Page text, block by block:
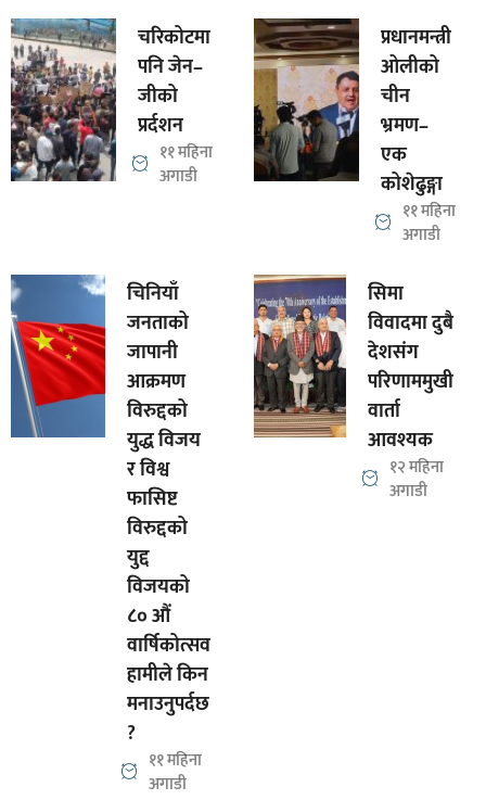
चरिकोटमा
पनि जेन–
जीको
प्रर्दशन
११ महिना
अगाडी
प्रधानमन्त्री
ओलीको
चीन
भ्रमण–
एक
कोशेढुङ्गा
११ महिना
अगाडी
चिनियाँ
जनताको
जापानी
आक्रमण
विरुद्दको
युद्ध विजय
र विश्व
फासिष्ट
विरुद्दको
युद्द
विजयको
८० औं
वार्षिकोत्सव
हामीले किन
मनाउनुपर्दछ
?
११ महिना
अगाडी
सिमा
विवादमा दुबै
देशसंग
परिणाममुखी
वार्ता
आवश्यक
१२ महिना
अगाडी